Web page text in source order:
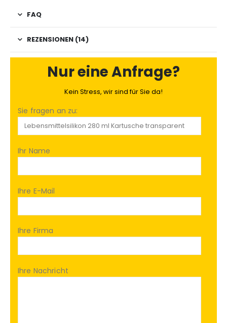
FAQ
REZENSIONEN (14)
Nur eine Anfrage?
Kein Stress, wir sind für Sie da!
Sie fragen an zu:
Ihr Name
Ihre E-Mail
Ihre Firma
Ihre Nachricht